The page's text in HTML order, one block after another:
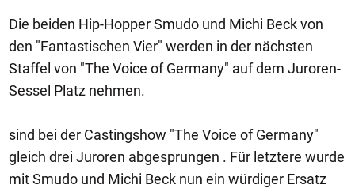
Die beiden Hip-Hopper Smudo und Michi Beck von
den "Fantastischen Vier" werden in der nächsten
Staffel von "The Voice of Germany" auf dem Juroren-
Sessel Platz nehmen.
sind bei der Castingshow "The Voice of Germany"
gleich drei Juroren abgesprungen . Für letztere wurde
mit Smudo und Michi Beck nun ein würdiger Ersatz